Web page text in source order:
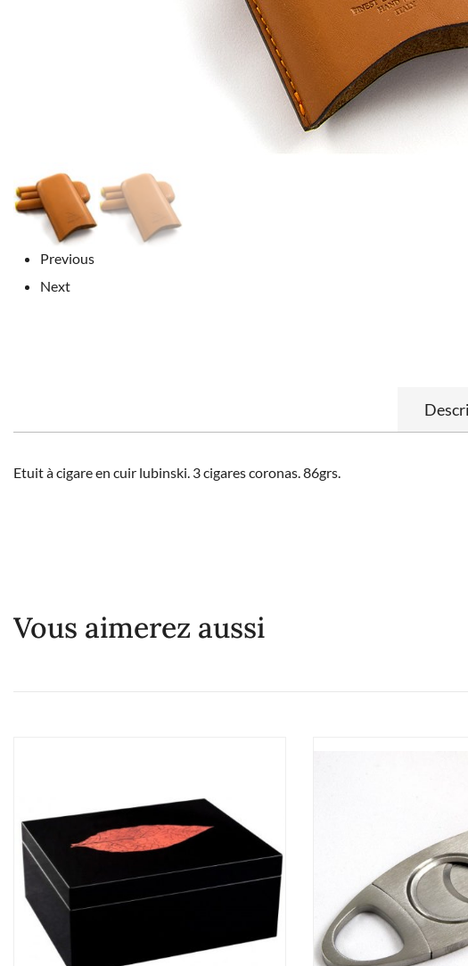
Previous
Next
Etuit à cigare en cuir lubinski. 3 cigares coronas. 86grs.
Vous aimerez aussi